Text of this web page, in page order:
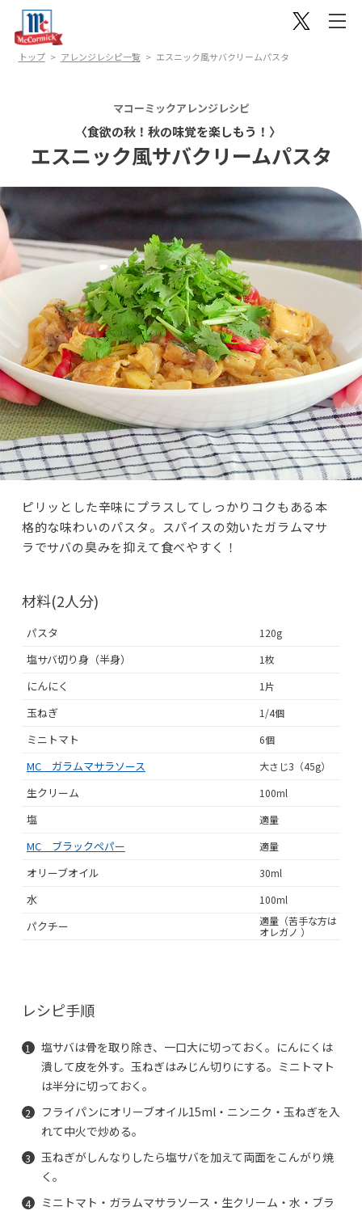
トップ アレンジレシピ一覧 エスニック風サバクリームパスタ
マコーミックアレンジレシピ
〈食欲の秋！秋の味覚を楽しもう！〉
エスニック風サバクリームパスタ
ピリッとした辛味にプラスしてしっかりコクもある本
格的な味わいのパスタ。スパイスの効いたガラムマサ
ラでサバの臭みを抑えて食べやすく！
材料(2人分)
パスタ 120g
塩サバ切り身（半身） 1枚
にんにく 1片
玉ねぎ 1/4個
ミニトマト 6個
MC ガラムマサラソース 大さじ3（45g）
生クリーム 100ml
塩 適量
MC ブラックペパー 適量
オリーブオイル 30ml
水 100ml
パクチー
適量（苦手な方は
オレガノ ）
レシピ手順
塩サバは骨を取り除き、一口大に切っておく。にんにくは
潰して皮を外す。玉ねぎはみじん切りにする。ミニトマト
は半分に切っておく。
フライパンにオリーブオイル15ml・ニンニク・玉ねぎを入
れて中火で炒める。
玉ねぎがしんなりしたら塩サバを加えて両面をこんがり焼
く。
ミニトマト・ガラムマサラソース・生クリーム・水・ブラ